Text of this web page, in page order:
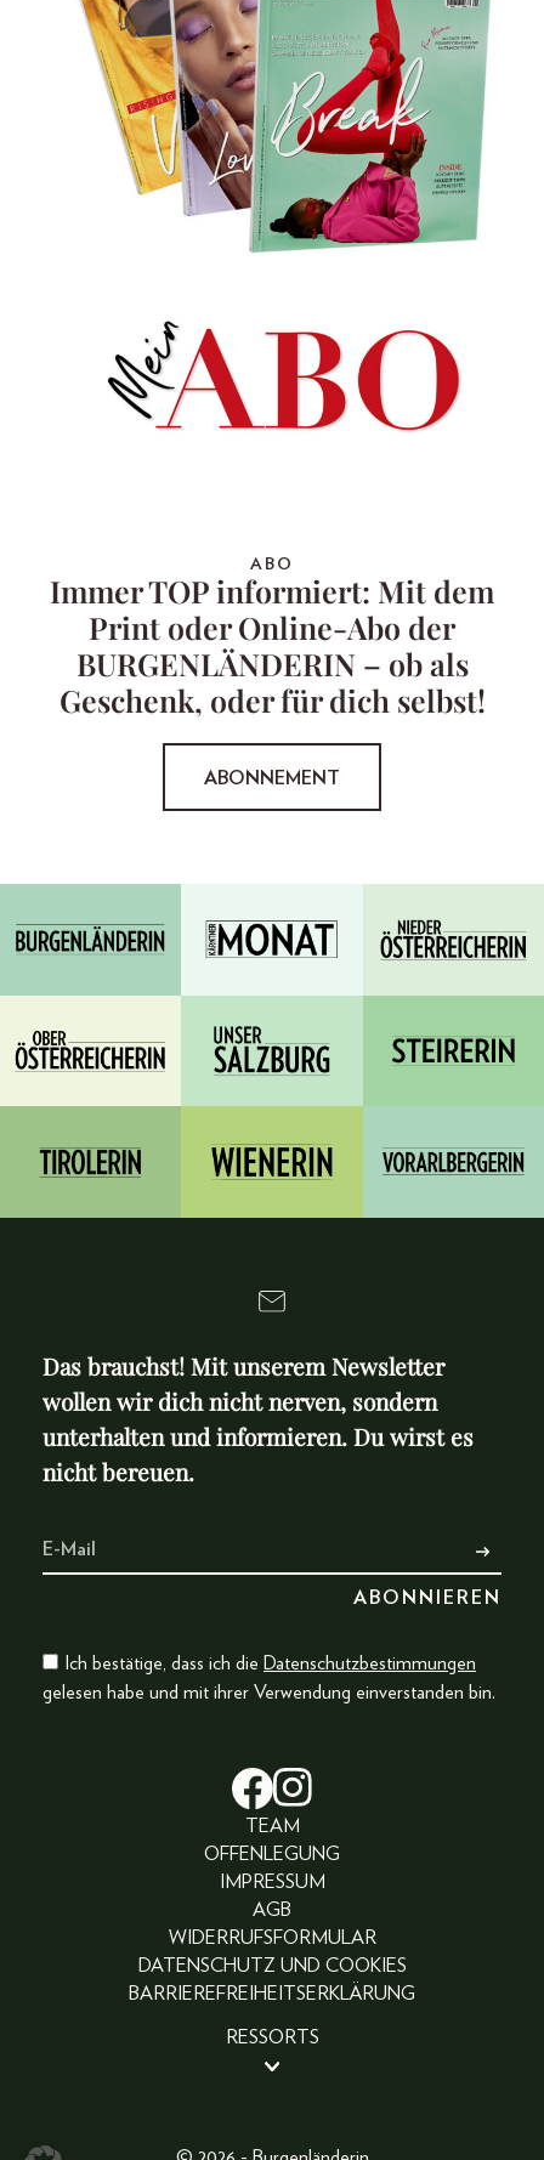
ABO
Immer TOP informiert: Mit dem
Print oder Online-Abo der
BURGENLÄNDERIN – ob als
Geschenk, oder für dich selbst!
ABONNEMENT
Das brauchst! Mit unserem Newsletter
wollen wir dich nicht nerven, sondern
unterhalten und informieren. Du wirst es
nicht bereuen.
Ich bestätige, dass ich die Datenschutzbestimmungen
gelesen habe und mit ihrer Verwendung einverstanden bin.
TEAM
OFFENLEGUNG
IMPRESSUM
AGB
WIDERRUFSFORMULAR
DATENSCHUTZ UND COOKIES
BARRIEREFREIHEITSERKLÄRUNG
RESSORTS